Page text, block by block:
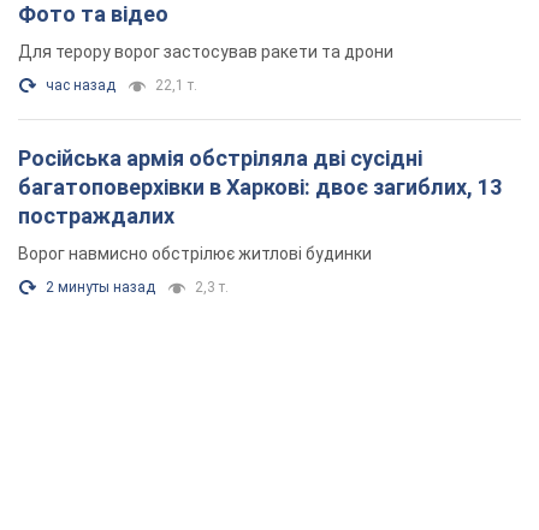
Фото та відео
Для терору ворог застосував ракети та дрони
час назад 22,1 т.
Російська армія обстріляла дві сусідні
багатоповерхівки в Харкові: двоє загиблих, 13
постраждалих
Ворог навмисно обстрілює житлові будинки
2 минуты назад 2,3 т.